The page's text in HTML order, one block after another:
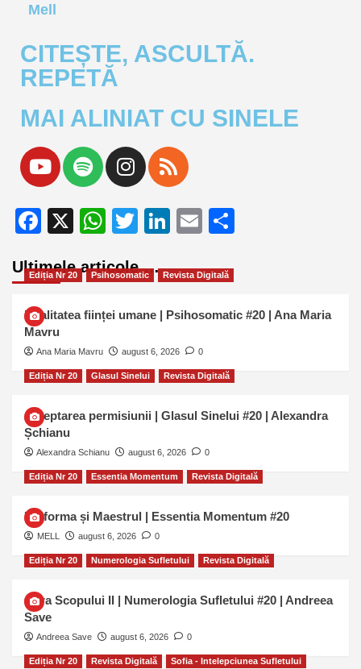
Mell
CITEȘTE, ASCULTĂ.
REPETĂ
MAI ALINIAT CU SINELE
Facebook
X WhatsApp
Twitter
LinkedIn
Email
Ultimele articole …
Ediția Nr 20 Psihosomatic Revista Digitală
Dualitatea ființei umane | Psihosomatic #20 | Ana Maria
Mavru
Ana Maria Mavru august 6, 2026 0
Ediția Nr 20 Glasul Sinelui Revista Digitală
Așteptarea permisiunii | Glasul Sinelui #20 | Alexandra
Șchianu
Alexandra Schianu august 6, 2026 0
Ediția Nr 20 Essentia Momentum Revista Digitală
Uniforma și Maestrul | Essentia Momentum #20
MELL august 6, 2026 0
Ediția Nr 20 Numerologia Sufletului Revista Digitală
Cifra Scopului II | Numerologia Sufletului #20 | Andreea
Save
Andreea Save august 6, 2026 0
Ediția Nr 20 Revista Digitală Sofia - Intelepciunea Sufletului